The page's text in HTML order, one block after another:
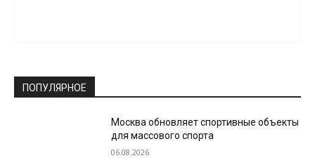
ПОПУЛЯРНОЕ
Москва обновляет спортивные объекты
для массового спорта
06.08.2026